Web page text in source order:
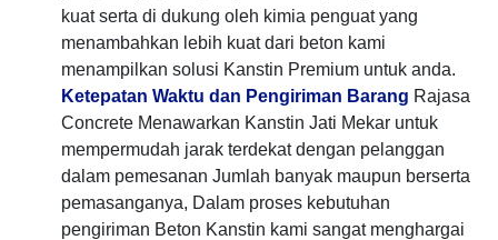
kuat serta di dukung oleh kimia penguat yang
menambahkan lebih kuat dari beton kami
menampilkan solusi Kanstin Premium untuk anda.
Ketepatan Waktu dan Pengiriman Barang Rajasa
Concrete Menawarkan Kanstin Jati Mekar untuk
mempermudah jarak terdekat dengan pelanggan
dalam pemesanan Jumlah banyak maupun berserta
pemasanganya, Dalam proses kebutuhan
pengiriman Beton Kanstin kami sangat menghargai